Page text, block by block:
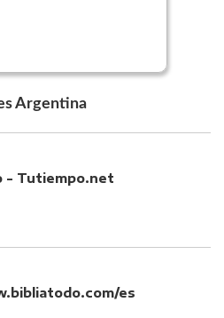
Argentina
- Tutiempo.net
es